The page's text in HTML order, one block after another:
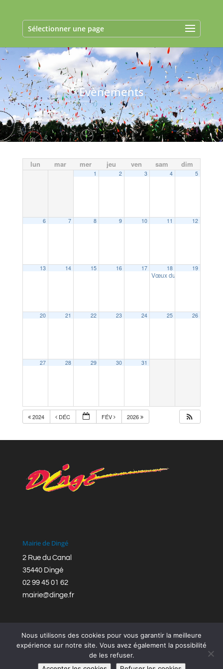
Sélectionner une page
Evènements
lun mar mer jeu ven sam dim
1 2 3 4 5
6 7 8 9 10 11 12
13 14 15 16 17 18
Vœux du Maire
19
20 21 22 23 24 25 26
27 28 29 30 31
2024 DÉC FÉV 2026
Mairie de Dingé
2 Rue du Canal
35440 Dingé
02 99 45 01 62
mairie@dinge.fr
Réalisation © Mairie de Dingé,Bretagne Romantique
Nous utilisons des cookies pour vous garantir la meilleure
expérience sur notre site. Vous avez également la possibilité
de les refuser.